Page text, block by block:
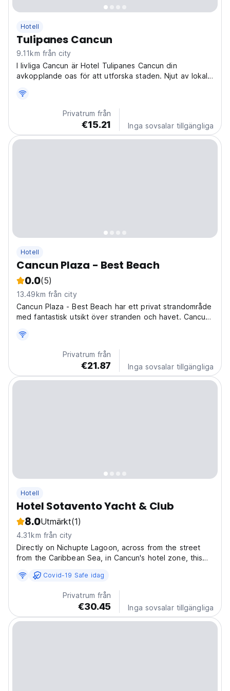
Hotell
Tulipanes Cancun
9.11km från city
I livliga Cancun är Hotel Tulipanes Cancun din
avkopplande oas för att utforska staden. Njut av lokal
hemmet. (Auto-translated from original language)
Privatrum från
€15.21 Inga sovsalar tillgängliga
Hotell
Cancun Plaza - Best Beach
0.0(5)
13.49km från city
Cancun Plaza - Best Beach har ett privat strandområde
med fantastisk utsikt över stranden och havet. Cancun
bar, en restaurang, en 24-timmarsreception, en trevlig
infinitypool och en terrass med utsikt...
Privatrum från
€21.87 Inga sovsalar tillgängliga
Hotell
Hotel Sotavento Yacht & Club
8.0Utmärkt(1)
4.31km från city
Directly on Nichupte Lagoon, across from the street
from the Caribbean Sea, in Cancun's hotel zone, this
an on-site restaurant. Sotavento Hotel & Yacht Club
features relaxing facilities such as an outdoor...
Covid-19 Safe idag
Privatrum från
€30.45 Inga sovsalar tillgängliga